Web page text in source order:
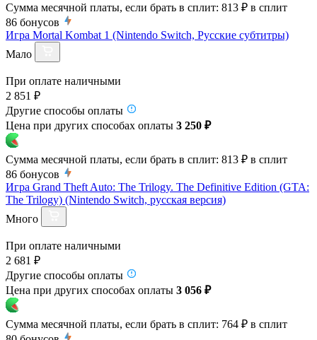
Сумма месячной платы, если брать в сплит: 813 ₽ в сплит
86 бонусов
Игра Mortal Kombat 1 (Nintendo Switch, Русские субтитры)
Мало
При оплате наличными
2 851 ₽
Другие способы оплаты
Цена при других способах оплаты 3 250 ₽
Сумма месячной платы, если брать в сплит: 813 ₽ в сплит
86 бонусов
Игра Grand Theft Auto: The Trilogy. The Definitive Edition (GTA:
The Trilogy) (Nintendo Switch, русская версия)
Много
При оплате наличными
2 681 ₽
Другие способы оплаты
Цена при других способах оплаты 3 056 ₽
Сумма месячной платы, если брать в сплит: 764 ₽ в сплит